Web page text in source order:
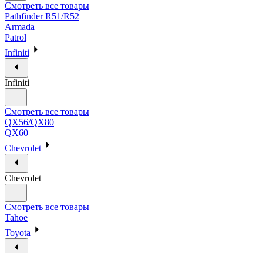
Смотреть все товары
Pathfinder R51/R52
Armada
Patrol
Infiniti
Infiniti
Смотреть все товары
QX56/QX80
QX60
Chevrolet
Chevrolet
Смотреть все товары
Tahoe
Toyota